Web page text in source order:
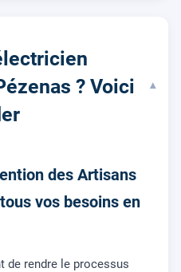
? Voici
▾
des Artisans
vos besoins en
de rendre le processus